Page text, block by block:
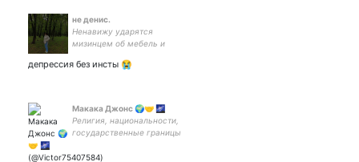
не денис.
Ненавижу ударятся
мизинцем об мебель и
депрессия без инсты 😭
Макака Джонс 🌍🤝 🌌
Религия, национальности,
государственные границы
человеческой